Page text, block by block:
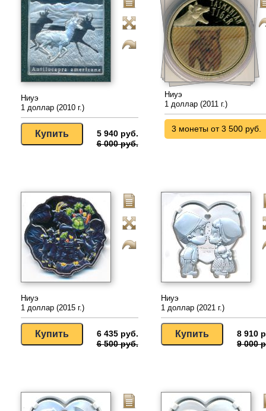
Ниуэ
1 доллар (2010 г.)
5 940 руб.
6 000 руб.
Ниуэ
1 доллар (2011 г.)
3 монеты от 3 500 руб.
Ниуэ
1 доллар (2015 г.)
6 435 руб.
6 500 руб.
Ниуэ
1 доллар (2021 г.)
8 910
9 000